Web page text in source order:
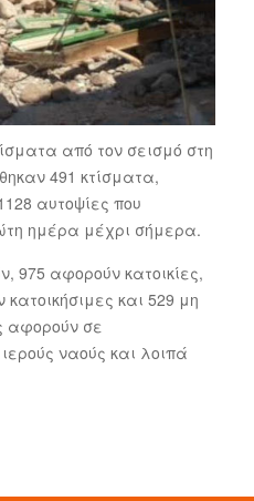
από τον σεισμό στη
491 κτίσματα,
αυτοψίες που
ημέρα μέχρι σήμερα.
975 αφορούν κατοικίες,
κατοικήσιμες και 529 μη
αφορούν σε
ναούς και λοιπά